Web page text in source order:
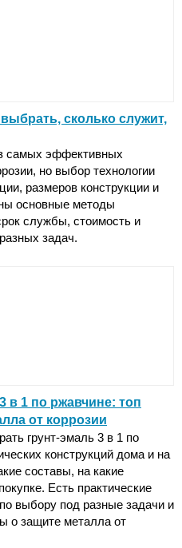
сколько служит,
самых эффективных
но выбор технологии
размеров конструкции и
основные методы
службы, стоимость и
задач.
в 1 по ржавчине: топ
от коррозии
грунт-эмаль 3 в 1 по
конструкций дома и на
составы, на какие
Есть практические
выбору под разные задачи и
о защите металла от